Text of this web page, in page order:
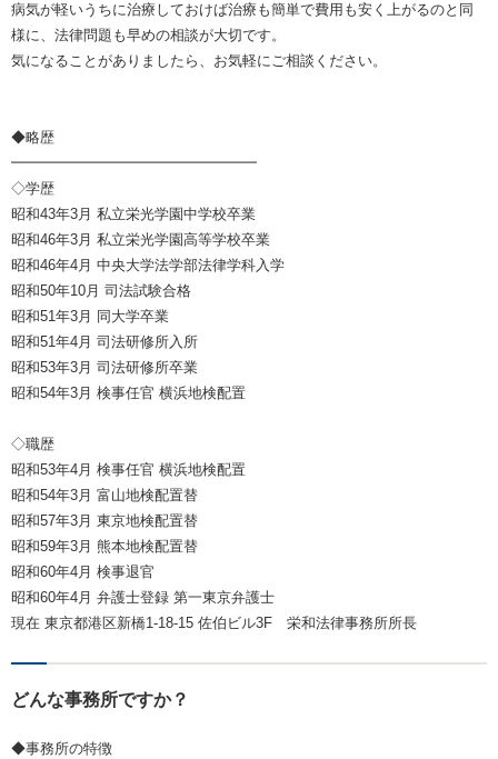
病気が軽いうちに治療しておけば治療も簡単で費用も安く上がるのと同
様に、法律問題も早めの相談が大切です。
気になることがありましたら、お気軽にご相談ください。
◆略歴
━━━━━━━━━━━━━━━━━
◇学歴
昭和43年3月 私立栄光学園中学校卒業
昭和46年3月 私立栄光学園高等学校卒業
昭和46年4月 中央大学法学部法律学科入学
昭和50年10月 司法試験合格
昭和51年3月 同大学卒業
昭和51年4月 司法研修所入所
昭和53年3月 司法研修所卒業
昭和54年3月 検事任官 横浜地検配置
◇職歴
昭和53年4月 検事任官 横浜地検配置
昭和54年3月 富山地検配置替
昭和57年3月 東京地検配置替
昭和59年3月 熊本地検配置替
昭和60年4月 検事退官
昭和60年4月 弁護士登録 第一東京弁護士
現在 東京都港区新橋1-18-15 佐伯ビル3F 栄和法律事務所所長
どんな事務所ですか？
◆事務所の特徴